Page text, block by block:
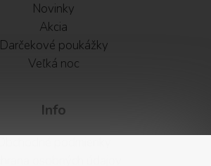
Novinky
Akcia
Darčekové poukážky
Veľká noc
Info